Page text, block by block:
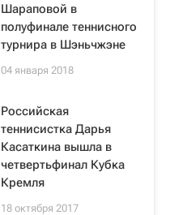
Шараповой в
полуфинале теннисного
турнира в Шэньчжэне
04 января 2018
Российская
теннисистка Дарья
Касаткина вышла в
четвертьфинал Кубка
Кремля
18 октября 2017